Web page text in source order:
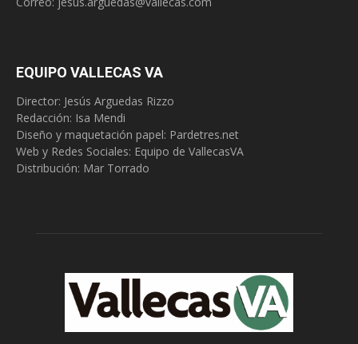
EQUIPO VALLECAS VA
Director: Jesús Arguedas Rizzo
Redacción: Isa Mendi
Diseño y maquetación papel: Pardetres.net
Web y Redes Sociales: Equipo de VallecasVA
Distribución: Mar Torrado